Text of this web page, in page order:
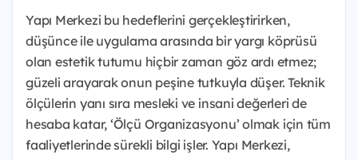
Yapı Merkezi bu hedeflerini gerçekleştirirken,
düşünce ile uygulama arasında bir yargı köprüsü
olan estetik tutumu hiçbir zaman göz ardı etmez;
güzeli arayarak onun peşine tutkuyla düşer. Teknik
ölçülerin yanı sıra mesleki ve insani değerleri de
hesaba katar, ‘Ölçü Organizasyonu’ olmak için tüm
faaliyetlerinde sürekli bilgi işler. Yapı Merkezi,